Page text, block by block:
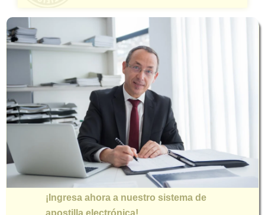
¡Ingresa ahora a nuestro sistema de
apostilla electrónica!